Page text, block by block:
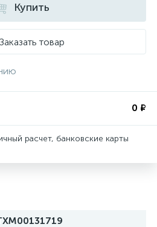
Купить
Заказать товар
0 ₽
расчет, банковские карты